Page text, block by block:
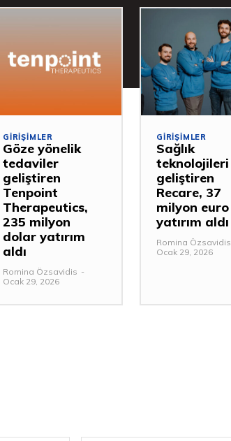
GIRIŞIMLER
Göze yönelik
tedaviler
geliştiren
Tenpoint
Therapeutics,
235 milyon
dolar yatırım
aldı
Romina Özsavidis -
Ocak 29, 2026
GIRIŞIMLER
Sağlık
teknolojileri
geliştiren
Recare, 37
milyon euro
yatırım aldı
Romina Özsavidis
Ocak 29, 2026